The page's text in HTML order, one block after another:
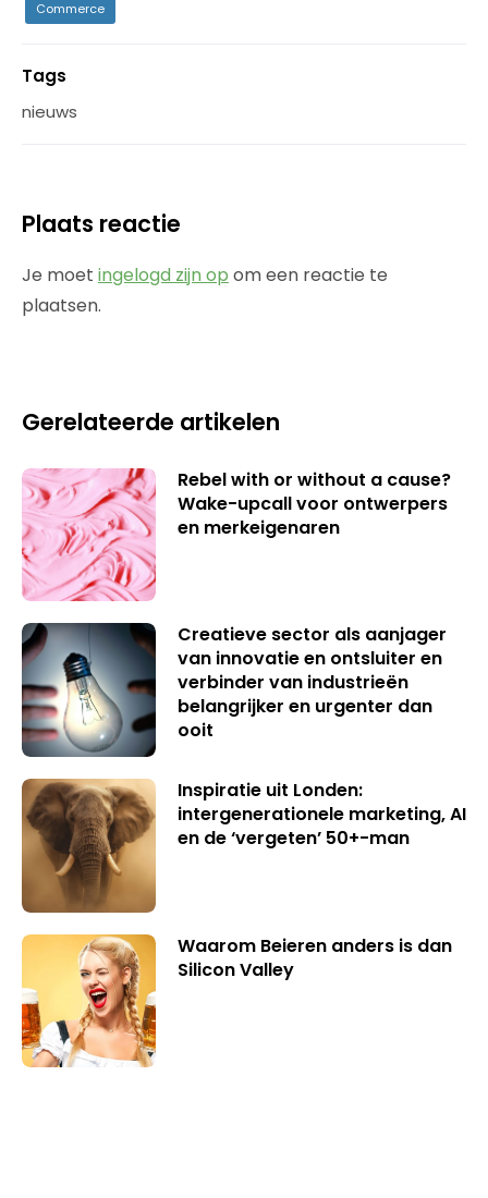
Commerce
Tags
nieuws
Plaats reactie
Je moet ingelogd zijn op om een reactie te
plaatsen.
Gerelateerde artikelen
Rebel with or without a cause?
Wake-upcall voor ontwerpers
en merkeigenaren
Creatieve sector als aanjager
van innovatie en ontsluiter en
verbinder van industrieën
belangrijker en urgenter dan
ooit
Inspiratie uit Londen:
intergenerationele marketing, AI
en de ‘vergeten’ 50+-man
Waarom Beieren anders is dan
Silicon Valley